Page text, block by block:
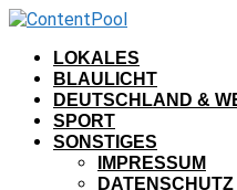
LOKALES
BLAULICHT
DEUTSCHLAND &
SPORT
SONSTIGES
IMPRESSUM
DATENSCHUTZ